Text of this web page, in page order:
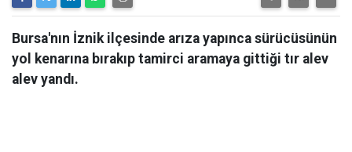
Bursa'nın İznik ilçesinde arıza yapınca sürücüsünün
yol kenarına bırakıp tamirci aramaya gittiği tır alev
alev yandı.